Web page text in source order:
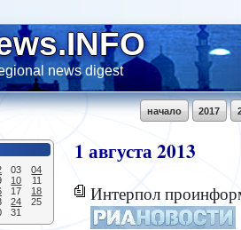
news digest
2017
начало
03
04
10
11
17
18
24
25
31
1августа2013
Интерпол проинформировал